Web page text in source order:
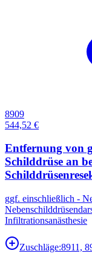
8909
544,52 €
Entfernung von
Schilddrüse an
ggf. einschließlich -
Infiltrationsanästhesie
Zuschläge:8911,